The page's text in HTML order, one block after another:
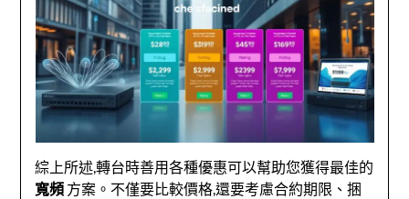
綜上所述,轉台時善用各種優惠可以幫助您獲得最佳的
寬頻 方案。不僅要比較價格,還要考慮合約期限、捆